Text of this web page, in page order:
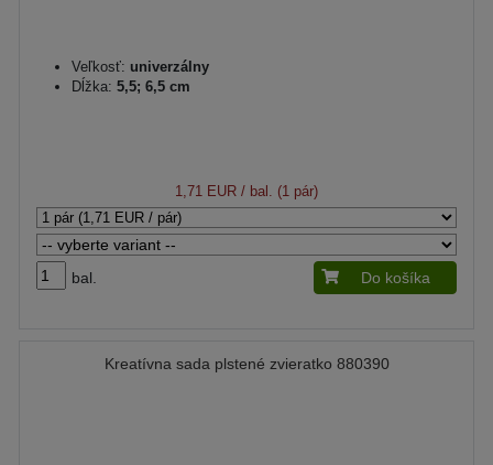
Veľkosť: univerzálny
Dĺžka: 5,5; 6,5 cm
1,71 EUR / bal. (1 pár)
bal. Do košíka
Kreatívna sada plstené zvieratko 880390